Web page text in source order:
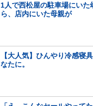
1人で西松屋の駐車場にいた
ら、店内にいた母親が
【大人気】ひんやり冷感寝
なたに。